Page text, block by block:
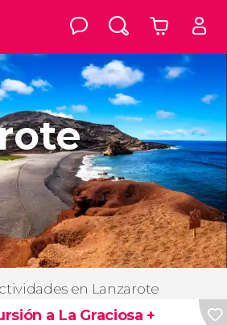
en Lanzarote
a La Graciosa +